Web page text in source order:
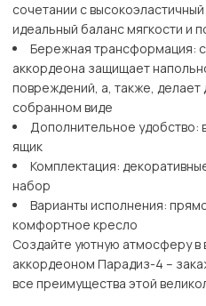
сочетании с
идеальный баланс мягкости и
Бережная трансформация:
аккордеона защищает
повреждений, а, также, делает
собранном виде
Дополнительное удобство:
ящик
Комплектация:
набор
Варианты исполнения:
комфортное кресло
Создайте уютную атмосферу
аккордеоном Парадиз-4 –
все преимущества этой